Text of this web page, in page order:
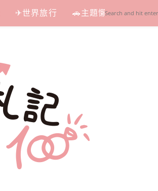
✈世界旅行 🚗主題懶人包